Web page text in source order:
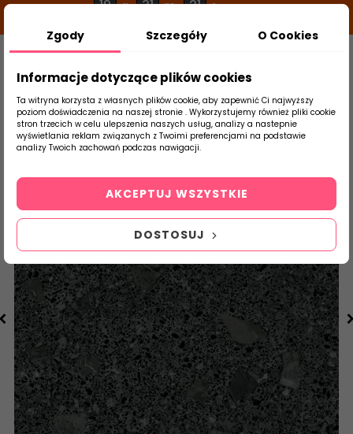
19 g 31 m 20 s
Szukaj
produktu
Strona Główna Salon / Taras Arcana
Zgody Szczegóły O Cookies
Informacje dotyczące plików cookies
Ta witryna korzysta z własnych plików cookie, aby zapewnić Ci najwyższy
poziom doświadczenia na naszej stronie . Wykorzystujemy również pliki cookie
stron trzecich w celu ulepszenia naszych usług, analizy a nastepnie
wyświetlania reklam związanych z Twoimi preferencjami na podstawie
analizy Twoich zachowań podczas nawigacji.
DOSTOSUJ
AKCEPTUJ WSZYSTKIE